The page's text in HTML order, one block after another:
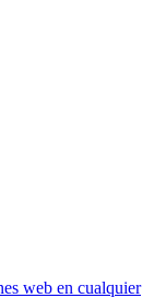
web en cualquier